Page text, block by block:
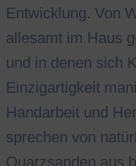
Entwicklung. Von
allesamt im Haus
und in denen sich
Einzigartigkeit
Handarbeit und
sprechen von
Quarzsanden aus